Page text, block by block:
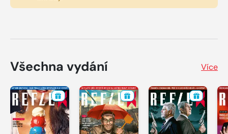
Všechna vydání Více